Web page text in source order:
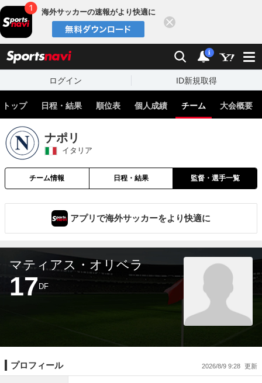
海外サッカーの速報がより快適に
検索 通知
i
ログイン ID新規取得
トップ 日程・結果 順位表 個人成績 チーム 大会概要
ナポリ
イタリア
チーム情報 日程・結果 監督・選手一覧
アプリで海外サッカーをより快適に
マティアス・オリベラ
17 DF
プロフィール 2026/8/9 9:28